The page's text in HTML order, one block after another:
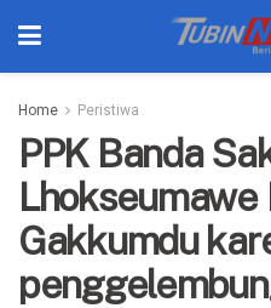
Home Peristiwa
PPK Banda
Gakkumdu